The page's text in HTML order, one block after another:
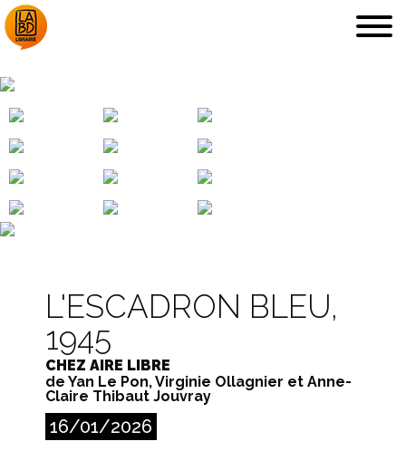
LA LIBRAIRIE
ARCHIVES
QUENTIN
L'ESCADRON BLEU,
1945
CHEZ AIRE LIBRE
de Yan Le Pon, Virginie Ollagnier et Anne-
Claire Thibaut Jouvray
16/01/2026